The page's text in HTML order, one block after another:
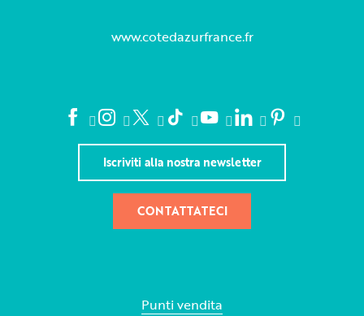
www.cotedazurfrance.fr
Iscriviti alla nostra newsletter
CONTATTATECI
Punti vendita